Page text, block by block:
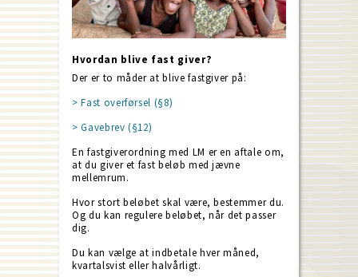
Hvordan blive fast giver?
Der er to måder at blive fastgiver på:
> Fast overførsel (§8)
> Gavebrev (§12)
En fastgiverordning med LM er en aftale om,
at du giver et fast beløb med jævne
mellemrum.
Hvor stort beløbet skal være, bestemmer du.
Og du kan regulere beløbet, når det passer
dig.
Du kan vælge at indbetale hver måned,
kvartalsvist eller halvårligt.